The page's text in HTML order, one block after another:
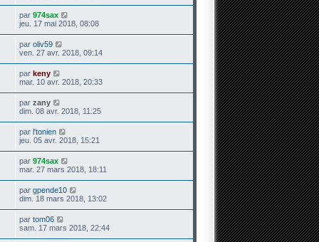
par 974sax
jeu. 17 mai 2018, 08:08
par oliv59
ven. 27 avr. 2018, 09:14
par keny
mar. 10 avr. 2018, 20:33
par zany
dim. 08 avr. 2018, 11:25
par l'tonien
jeu. 05 avr. 2018, 15:21
par 974sax
mar. 27 mars 2018, 18:11
par gpende10
dim. 18 mars 2018, 13:02
par tom06
sam. 17 mars 2018, 22:44